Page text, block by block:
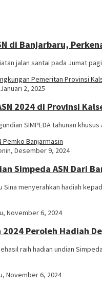
di Banjarbaru,
jalan santai pada Jumat
2, 2025
2024 di Provinsi
SIMPEDA tahunan
Desember 9, 2024
Simpeda ASN Dari
Sina menyerahkan hadiah
November 6, 2024
Peroleh Hadiah
raih hadian undian
November 6, 2024